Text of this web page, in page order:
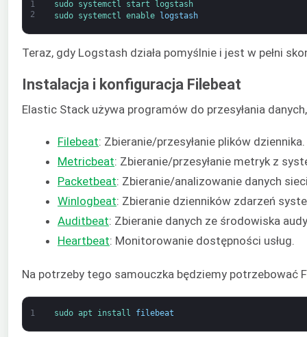
1
2
sudo systemctl start
logstash
sudo systemctl enable logstash
Teraz, gdy Logstash działa pomyślnie i jest w pełni
Instalacja i konfiguracja Filebeat
Elastic Stack używa programów do przesyłania
Filebeat: Zbieranie/przesyłanie plików dziennika.
Metricbeat: Zbieranie/przesyłanie metryk z
Packetbeat: Zbieranie/analizowanie danych
Winlogbeat: Zbieranie dzienników zdarzeń
Auditbeat: Zbieranie danych ze środowiska
Heartbeat: Monitorowanie dostępności usług.
Na potrzeby tego samouczka będziemy potrzebować
1 sudo apt install filebeat